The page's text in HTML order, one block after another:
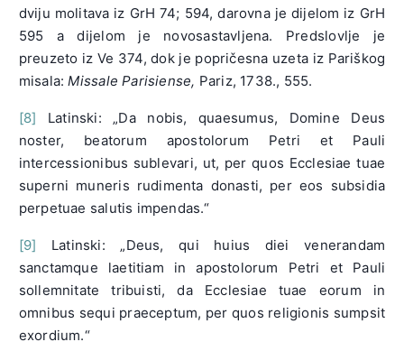
dviju molitava iz GrH 74; 594, darovna je dijelom iz GrH
595 a dijelom je novosastavljena. Predslovlje je
preuzeto iz Ve 374, dok je popričesna uzeta iz Pariškog
misala:Missale Parisiense, Pariz, 1738., 555.
[8] Latinski: „Da nobis, quaesumus, Domine Deus
noster, beatorum apostolorum Petri et Pauli
intercessionibus sublevari, ut, per quos Ecclesiae tuae
superni muneris rudimenta donasti, per eos subsidia
perpetuae salutis impendas.“
[9] Latinski: „Deus, qui huius diei venerandam
sanctamque laetitiam in apostolorum Petri et Pauli
sollemnitate tribuisti, da Ecclesiae tuae eorum in
omnibus sequi praeceptum, per quos religionis sumpsit
exordium.“